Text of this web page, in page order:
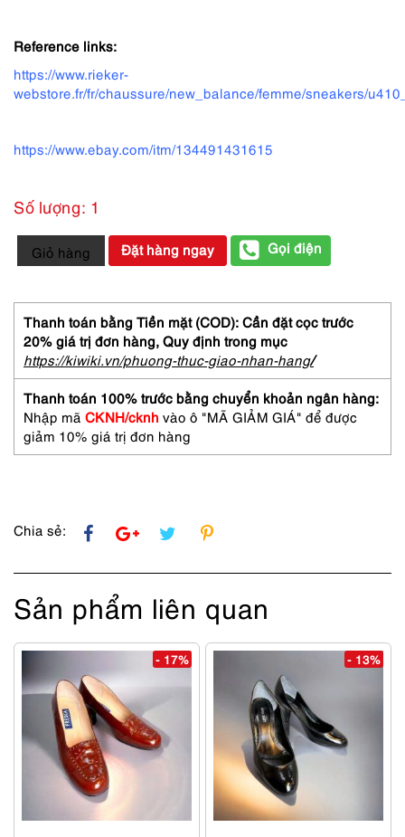
Reference links:
https://www.rieker-
webstore.fr/fr/chaussure/new_balance/femme/sneakers/
https://www.ebay.com/itm/134491431615
Số lượng: 1
3999-
Giầy
Size
24cm-
NEW
BALANCE
U410Rib
Low
Cut
Sneakers-
Mới/chưa
lượng
Giỏ hàng Đặt hàng ngay Gọi điện
Thanh toán bằng Tiền mặt (COD): Cần đặt cọc trước
20% giá trị đơn hàng, Quy định trong mục
https://kiwiki.vn/phuong-thuc-giao-nhan-hang/
Thanh toán 100% trước bằng chuyển khoản ngân hàng:
Nhập mã CKNH/cknh vào ô "MÃ GIẢM GIÁ" để được
giảm 10% giá trị đơn hàng
Chia sẻ:
Sản phẩm liên quan
- 17% - 13%